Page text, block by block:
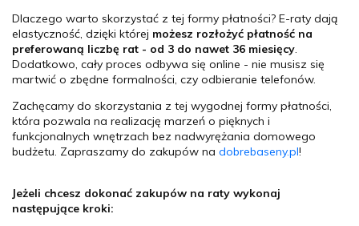
Dlaczego warto skorzystać z tej formy płatności? E-raty dają
elastyczność, dzięki której możesz rozłożyć płatność na
preferowaną liczbę rat - od 3 do nawet 36 miesięcy.
Dodatkowo, cały proces odbywa się online - nie musisz się
martwić o zbędne formalności, czy odbieranie telefonów.
Zachęcamy do skorzystania z tej wygodnej formy płatności,
która pozwala na realizację marzeń o pięknych i
funkcjonalnych wnętrzach bez nadwyrężania domowego
budżetu. Zapraszamy do zakupów na dobrebaseny.pl!
Jeżeli chcesz dokonać zakupów na raty wykonaj
następujące kroki: